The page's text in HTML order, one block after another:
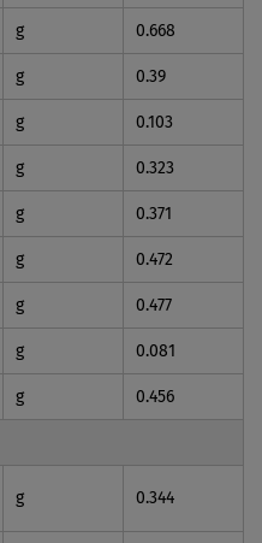
g 0.668
g 0.39
g 0.103
g 0.323
g 0.371
g 0.472
g 0.477
g 0.081
g 0.456
g 0.344